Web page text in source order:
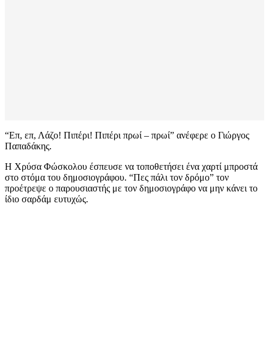
“Επ, επ, Λάζο! Πιπέρι! Πιπέρι πρωί – πρωί” ανέφερε ο Γιώργος
Παπαδάκης.
Η Χρύσα Φώσκολου έσπευσε να τοποθετήσει ένα χαρτί μπροστά
στο στόμα του δημοσιογράφου. “Πες πάλι τον δρόμο” τον
προέτρεψε ο παρουσιαστής με τον δημοσιογράφο να μην κάνει το
ίδιο σαρδάμ ευτυχώς.